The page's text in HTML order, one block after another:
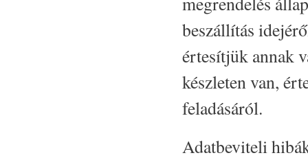
beszállítás
értesítjük annak
készleten van,
feladásáról.
Adatbeviteli